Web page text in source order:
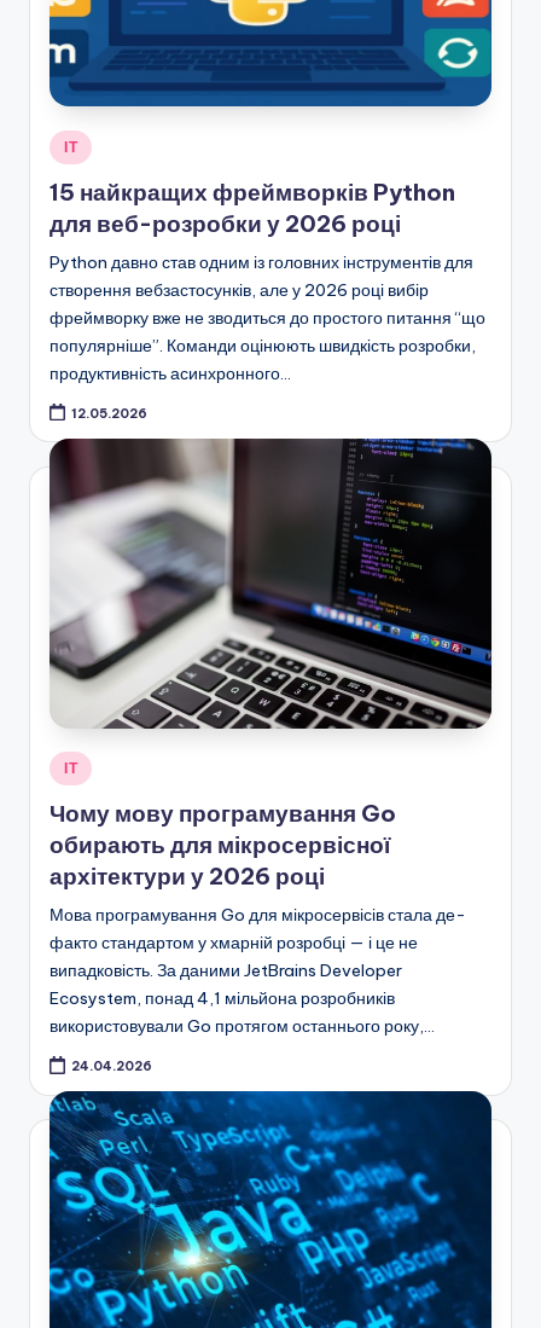
Опубліковано
ІТ
15 найкращих фреймворків Python
для веб-розробки у 2026 році
Python давно став одним із головних інструментів для
створення вебзастосунків, але у 2026 році вибір
фреймворку вже не зводиться до простого питання “що
популярніше”. Команди оцінюють швидкість розробки,
продуктивність асинхронного…
12.05.2026
Опубліковано
ІТ
Чому мову програмування Go
обирають для мікросервісної
архітектури у 2026 році
Мова програмування Go для мікросервісів стала де-
факто стандартом у хмарній розробці — і це не
випадковість. За даними JetBrains Developer
Ecosystem, понад 4,1 мільйона розробників
використовували Go протягом останнього року,…
24.04.2026